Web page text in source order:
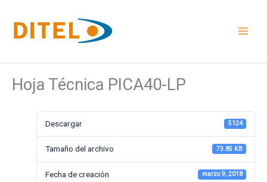
contenido
Hoja Técnica PICA40-LP
Descargar 5124
Tamaño del archivo 73.85 KB
Fecha de creación marzo 9, 2018